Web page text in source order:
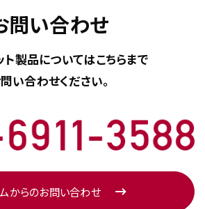
問い合わせ
ト製品についてはこちらまで
い合わせください。
からのお問い合わせ